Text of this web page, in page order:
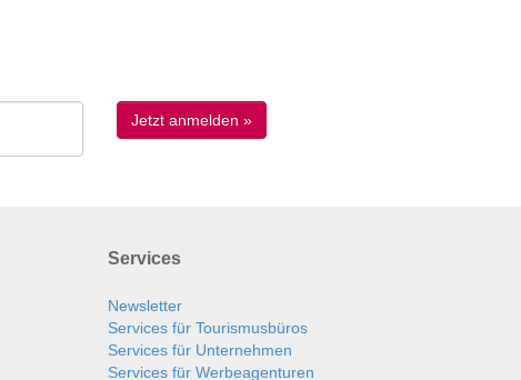
Services
Newsletter
Services für Tourismusbüros
Services für Unternehmen
Services für Werbeagenturen